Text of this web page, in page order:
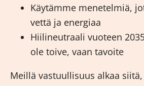
Käytämme menetelmiä,
vettä ja energiaa
Hiilineutraali vuoteen
ole toive, vaan tavoite
Meillä vastuullisuus alkaa